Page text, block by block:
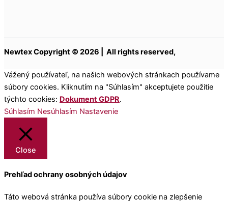
Newtex Copyright © 2026 | All rights reserved,
Vážený používateľ, na našich webových stránkach používame
súbory cookies. Kliknutím na "Súhlasím" akceptujete použitie
týchto cookies: Dokument GDPR.
Súhlasím Nesúhlasím Nastavenie
Close
Prehľad ochrany osobných údajov
Táto webová stránka používa súbory cookie na zlepšenie